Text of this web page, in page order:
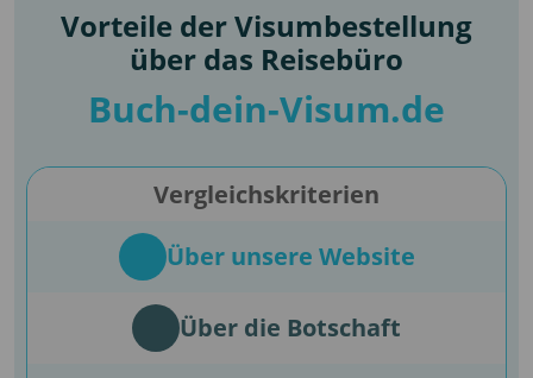
Vorteile der Visumbestellung
über das Reisebüro
Buch-dein-Visum.de
Vergleichskriterien
Über unsere Website
Über die Botschaft